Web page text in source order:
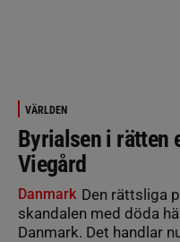
VÄRLDEN
Byrialsen i rätten
Viegård
Danmark Den rättsliga
skandalen med döda
Danmark. Det handlar